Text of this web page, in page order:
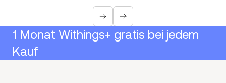
1 Monat Withings+ gratis bei jedem
Kauf